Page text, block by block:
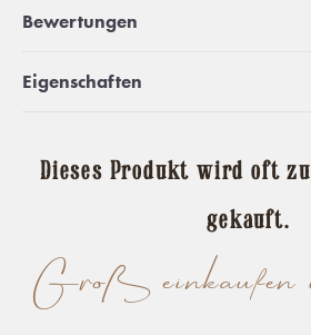
Bewertungen
Eigenschaften
Groß einkaufen
Dieses Produkt wird oft
gekauft.